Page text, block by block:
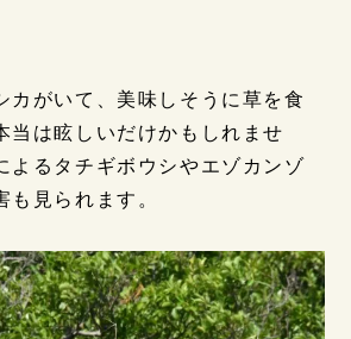
カがいて、美味しそうに草を食
当は眩しいだけかもしれませ
よるタチギボウシやエゾカンゾ
見られます。